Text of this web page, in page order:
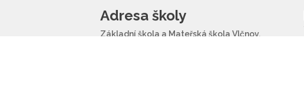
Adresa školy
Základní škola a Mateřská škola Vlčnov,